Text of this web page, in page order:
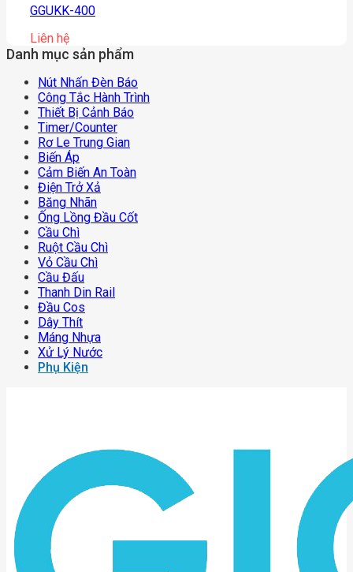
GGUKK-400
Liên hệ
Danh mục sản phẩm
Nút Nhấn Đèn Báo
Công Tắc Hành Trình
Thiết Bị Cảnh Báo
Timer/counter
Rơ Le Trung Gian
Biến Áp
Cảm Biến An Toàn
Điện Trở Xả
Băng Nhãn
Ống Lồng Đầu Cốt
Cầu Chì
Ruột Cầu Chì
Vỏ Cầu Chì
Cầu Đấu
Thanh Din Rail
Đầu Cos
Dây Thít
Máng Nhựa
Xử Lý Nước
Phụ Kiện